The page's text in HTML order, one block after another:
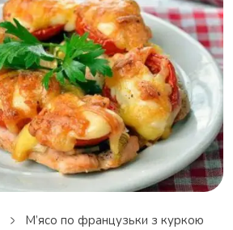
М’ясо по французьки з куркою